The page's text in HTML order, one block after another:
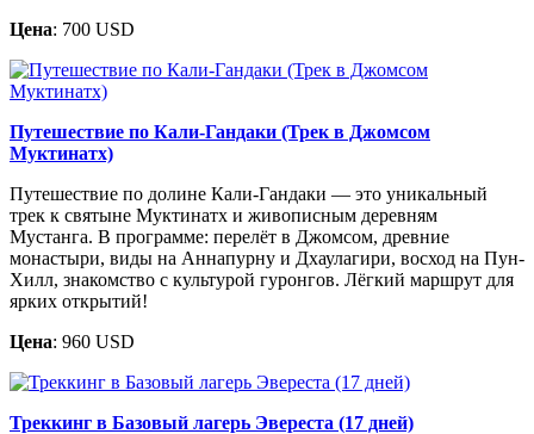
Цена: 700 USD
Путешествие по Кали-Гандаки (Трек в Джомсом
Муктинатх)
Путешествие по долине Кали-Гандаки — это уникальный
трек к святыне Муктинатх и живописным деревням
Мустанга. В программе: перелёт в Джомсом, древние
монастыри, виды на Аннапурну и Дхаулагири, восход на Пун-
Хилл, знакомство с культурой гуронгов. Лёгкий маршрут для
ярких открытий!
Цена: 960 USD
Треккинг в Базовый лагерь Эвереста (17 дней)